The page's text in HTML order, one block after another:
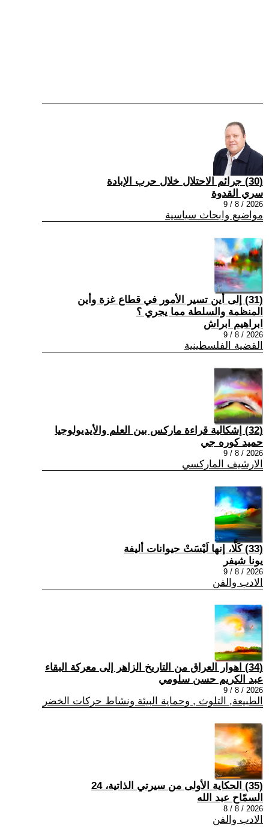
(30) جرائم الاحتلال خلال حرب الإبادة
سري القدوة
2026 / 8 / 9
مواضيع وابحاث سياسية
(31) إلى أين تسير الأمور في قطاع غزة وأين
المنظمة والسلطة مما يجري ؟
ابراهيم ابراش
2026 / 8 / 9
القضية الفلسطينية
(32) إشكالية قراءة ماركس بين العلم والأيديولوجيا
حميد كوره جي
2026 / 8 / 9
الارشيف الماركسي
(33) كَلَّا، إنها لَيْسَتْ حيوانات أليفة
يونا شيفر
2026 / 8 / 9
الادب والفن
(34) اهوار العراق من التاريخ الزاهر إلى معركة البقاء
عبد الكريم حسن سلومي
2026 / 8 / 9
الطبيعة, التلوث , وحماية البيئة ونشاط حركات الخضر
(35) الحكاية الأولى من سيرتي الذاتية، 24
السمّاح عبد الله
2026 / 8 / 8
الادب والفن